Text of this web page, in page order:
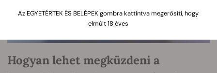
Hogyan lehet megküzdeni a
Az EGYETÉRTEK ÉS BELÉPEK gombra kattintva megerősíti, hogy
elmúlt 18 éves